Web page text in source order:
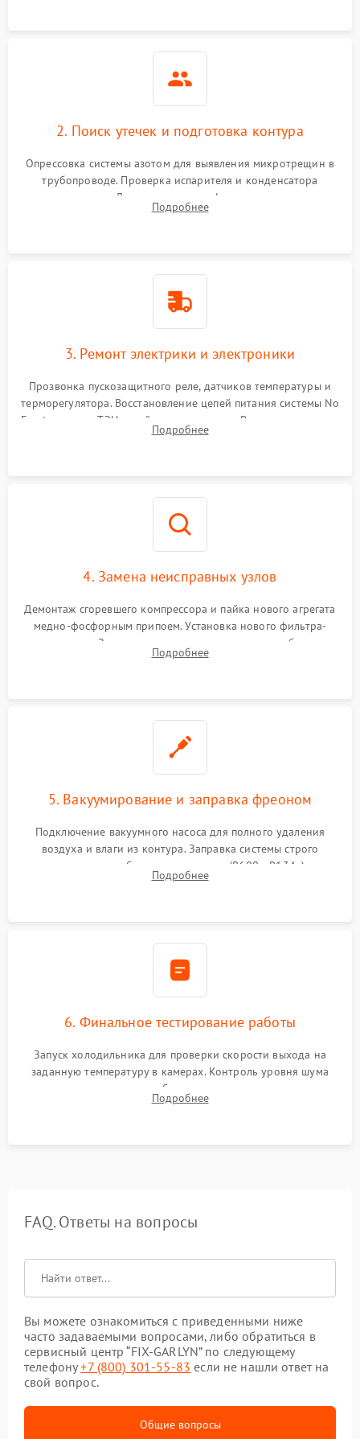
2. Поиск утечек и подготовка контура
Опрессовка системы азотом для выявления микротрещин в
трубопроводе. Проверка испарителя и конденсатора
течеискателем. Демонтаж старого фильтра-осушителя и
продувка капиллярной трубки для устранения засоров.
Подробнее
3. Ремонт электрики и электроники
Прозвонка пускозащитного реле, датчиков температуры и
терморегулятора. Восстановление цепей питания системы No
Frost, включая ТЭН оттайки и вентилятор. Ремонт или замена
платы управления при сбоях алгоритмов.
Подробнее
4. Замена неисправных узлов
Демонтаж сгоревшего компрессора и пайка нового агрегата
медно-фосфорным припоем. Установка нового фильтра-
осушителя. Замена изношенных вентиляторов обдува,
сломанных заслонок или поврежденных дверных петель.
Подробнее
5. Вакуумирование и заправка фреоном
Подключение вакуумного насоса для полного удаления
воздуха и влаги из контура. Заправка системы строго
дозированным объемом хладагента (R600a, R134a) по
электронным весам. Контроль рабочего давления в системе.
Подробнее
6. Финальное тестирование работы
Запуск холодильника для проверки скорости выхода на
заданную температуру в камерах. Контроль уровня шума
компрессора, отсутствия обмерзания стенок и корректного
срабатывания системы автоматической оттайки.
Подробнее
FAQ. Ответы на вопросы
Вы можете ознакомиться с приведенными ниже
часто задаваемыми вопросами, либо обратиться в
сервисный центр “FIX-GARLYN” по следующему
телефону+7 (800) 301-55-83 если не нашли ответ на
свой вопрос.
Общие вопросы